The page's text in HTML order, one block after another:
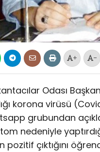
+ -
Odası
korona virüsü
grubundan
nedeniyle
pozitif çıktığını